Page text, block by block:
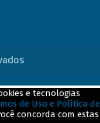
e tecnologias
de Uso e Política de
concorda com estas